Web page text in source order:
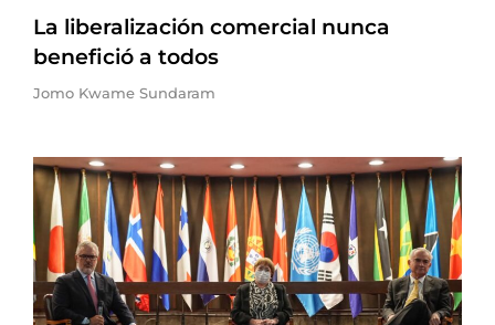
La liberalización comercial nunca
benefició a todos
Jomo Kwame Sundaram